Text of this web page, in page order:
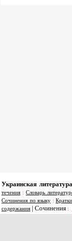
Украинская литература
течения :Словарь
Сочинения по языку :
содержания | Сочинения :